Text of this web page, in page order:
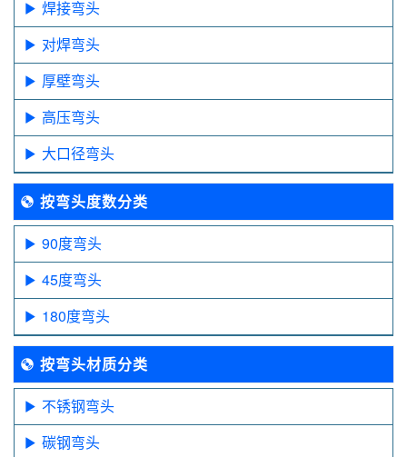
焊接弯头
对焊弯头
厚壁弯头
高压弯头
大口径弯头
按弯头度数分类
90度弯头
45度弯头
180度弯头
按弯头材质分类
不锈钢弯头
碳钢弯头